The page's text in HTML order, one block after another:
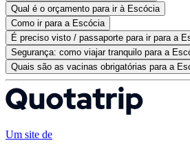
Qual é o orçamento para ir à Escócia
Como ir para a Escócia
É preciso visto / passaporte para ir para a
Segurança: como viajar tranquilo para a
Quais são as vacinas obrigatórias para a
Um site de